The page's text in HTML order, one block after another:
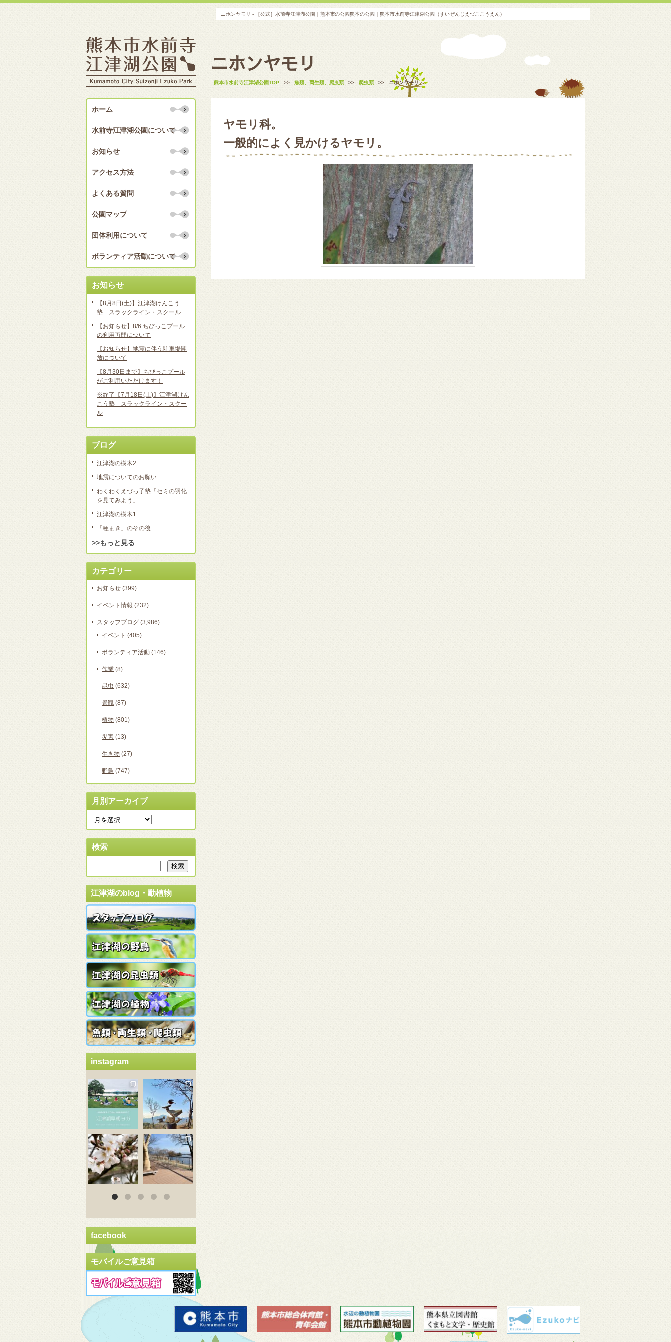
ニホンヤモリ - ［公式］水前寺江津湖公園｜熊本市の公園熊本の公園｜熊本市水前寺江津湖公園（すいぜんじえづここうえん）
ニホンヤモリ
熊本市水前寺江津湖公園TOP >> 魚類、両生類、爬虫類 >> 爬虫類 >> ニホンヤモリ
ヤモリ科。
一般的によく見かけるヤモリ。
ホーム
水前寺江津湖公園について
お知らせ
アクセス方法
よくある質問
公園マップ
団体利用について
ボランティア活動について
お知らせ
【8月8日(土)】江津湖けんこう
塾 スラックライン・スクール
【お知らせ】8/6 ちびっこプール
の利用再開について
【お知らせ】地震に伴う駐車場開
放について
【8月30日まで】ちびっこプール
がご利用いただけます！
※終了【7月18日(土)】江津湖けん
こう塾 スラックライン・スクー
ル
ブログ
江津湖の樹木2
地震についてのお願い
わくわくえづっ子塾「セミの羽化
を見てみよう」
江津湖の樹木1
「種まき」のその後
>>もっと見る
カテゴリー
お知らせ (399)
イベント情報 (232)
スタッフブログ (3,986)
イベント (405)
ボランティア活動 (146)
作業 (8)
昆虫 (632)
景観 (87)
植物 (801)
災害 (13)
生き物 (27)
野鳥 (747)
月別アーカイブ
検索
江津湖のblog・動植物
instagram
3月 20
3月 18
3月 18
facebook
モバイルご意見箱